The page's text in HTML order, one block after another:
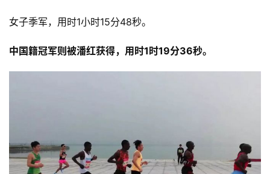
女子季军，用时1小时15分48秒。
中国籍冠军则被潘红获得，用时1时19分36秒。